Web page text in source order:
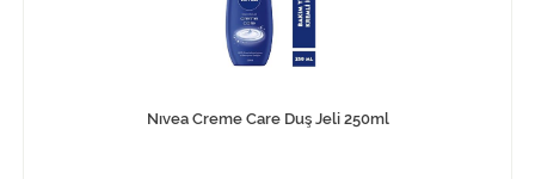
Nıvea Creme Care Duş Jeli 250ml